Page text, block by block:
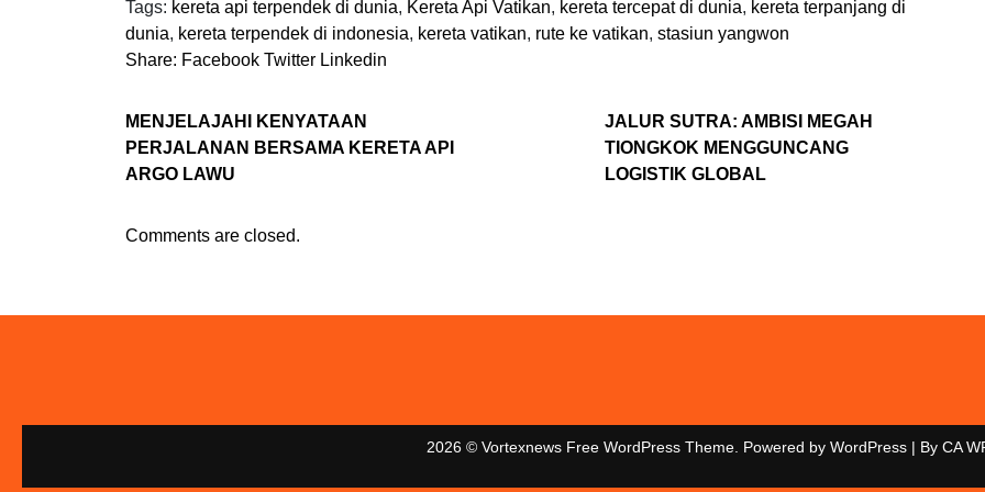
Tags: kereta api terpendek di dunia, Kereta Api Vatikan, kereta tercepat di dunia, kereta terpanjang di
dunia, kereta terpendek di indonesia, kereta vatikan, rute ke vatikan, stasiun yangwon
Share: Facebook Twitter Linkedin
MENJELAJAHI KENYATAAN
PERJALANAN BERSAMA KERETA API
ARGO LAWU
JALUR SUTRA: AMBISI MEGAH
TIONGKOK MENGGUNCANG
LOGISTIK GLOBAL
Comments are closed.
2026 © Vortexnews Free WordPress Theme. Powered by WordPress | By CA